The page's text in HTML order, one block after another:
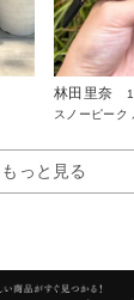
林田里奈
スノーピーク
もっと見る